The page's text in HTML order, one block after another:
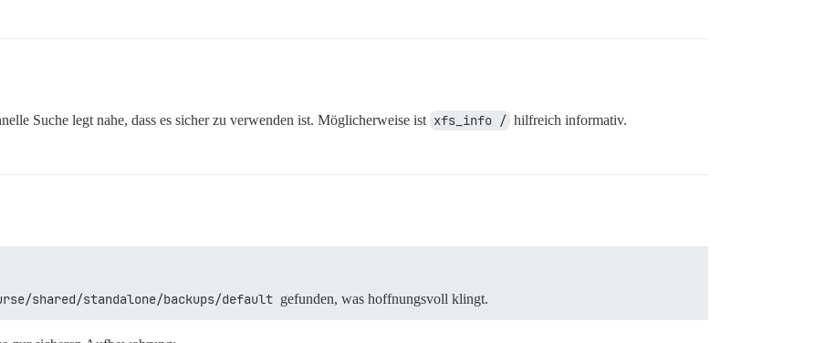
Suche legt nahe, dass es sicher zu verwenden ist. Möglicherweise ist xfs_info / hilfreich informativ.
shared/standalone/backups/default gefunden, was hoffnungsvoll klingt.